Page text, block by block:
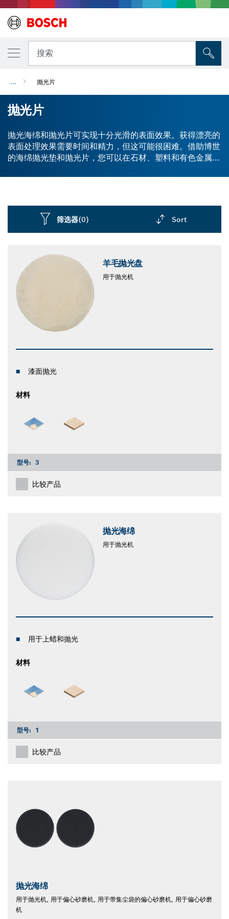
搜索
... 抛光片
抛光片
抛光海绵和抛光片可实现十分光滑的表面效果。获得漂亮的
表面处理效果需要时间和精力，但这可能很困难。借助博世
的海绵抛光垫和抛光片，您可以在石材、塑料和有色金属等
合打蜡和预抛光有划痕、脏污的表面和弧形面。泡沫、毛毡
筛选器(0) Sort
羊毛抛光盘
用于抛光机
漆面抛光
材料
型号: 3
比较产品
抛光海绵
用于抛光机
用于上蜡和抛光
材料
型号: 1
比较产品
抛光海绵
用于抛光机, 用于偏心砂磨机, 用于带集尘袋的偏心砂磨机, 用于偏心砂磨
机